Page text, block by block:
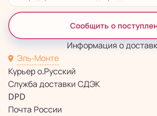
Сообщить о
Информация о
Эль-Монте
Курьер о.Русский
Служба доставки СДЭК
DPD
Почта России